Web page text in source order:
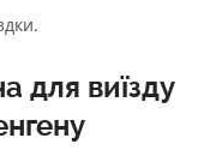
для виїзду